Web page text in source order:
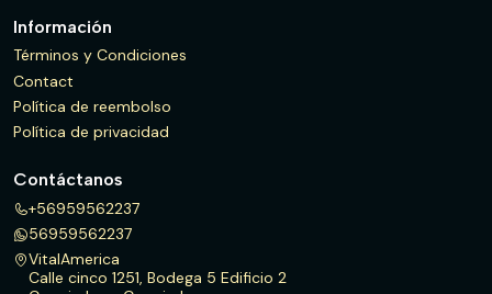
Información
Términos y Condiciones
Contact
Política de reembolso
Política de privacidad
Contáctanos
+56959562237
56959562237
VitalAmerica
Calle cinco 1251, Bodega 5 Edificio 2